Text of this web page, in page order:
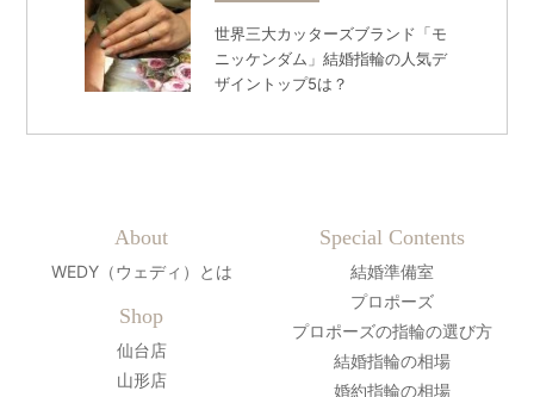
世界三大カッターズブランド「モ
ニッケンダム」結婚指輪の人気デ
ザイントップ5は？
About
WEDY（ウェディ）とは
Shop
仙台店
山形店
Special Contents
結婚準備室
プロポーズ
プロポーズの指輪の選び方
結婚指輪の相場
婚約指輪の相場